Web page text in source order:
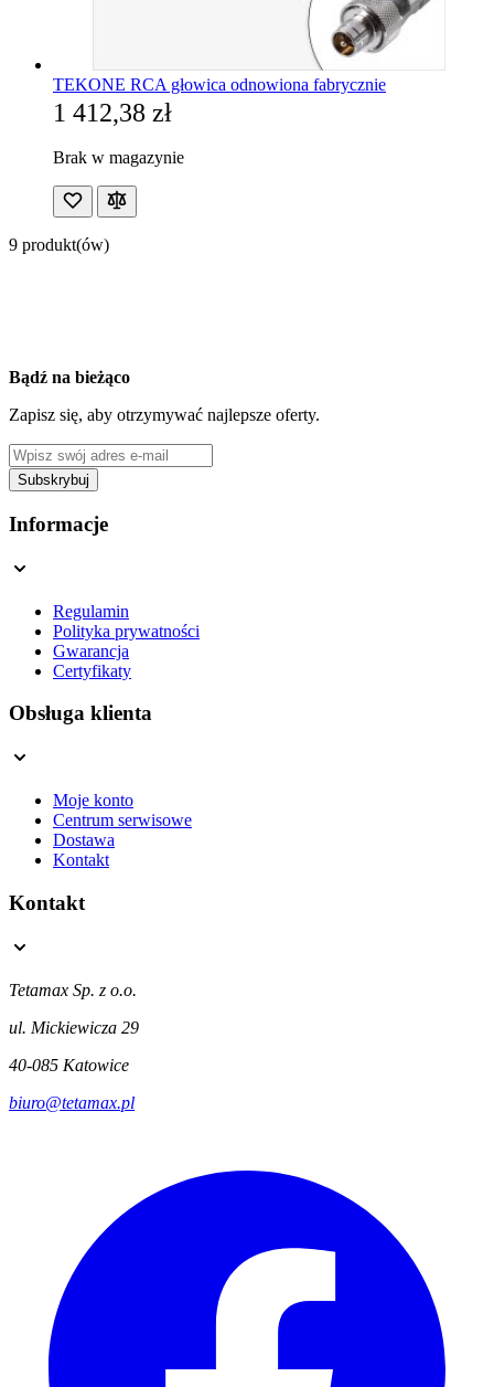
TEKONE RCA głowica odnowiona fabrycznie
1 412,38 zł
Brak w magazynie
9 produkt(ów)
Bądź na bieżąco
Zapisz się, aby otrzymywać najlepsze oferty.
Adres e-mail
Subskrybuj
This form is protected by reCAPTCHA - the
Informacje
Regulamin
Polityka prywatności
Gwarancja
Certyfikaty
Obsługa klienta
Moje konto
Centrum serwisowe
Dostawa
Kontakt
Kontakt
Tetamax Sp. z o.o.
ul. Mickiewicza 29
40-085 Katowice
biuro@tetamax.pl